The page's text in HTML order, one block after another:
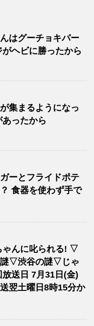
はグーチョキパー
ヘビに勝ったから
集まるようになっ
ったから
ーとフライドポテ
食器を使わず手で
ゃんに叱られる! ▽
謎▽渋谷の謎▽じゃ
送日 7月31日(金)
翌土曜日8時15分か